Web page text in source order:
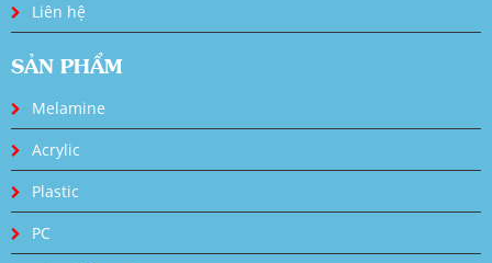
Liên hệ
SẢN PHẨM
Melamine
Acrylic
Plastic
PC